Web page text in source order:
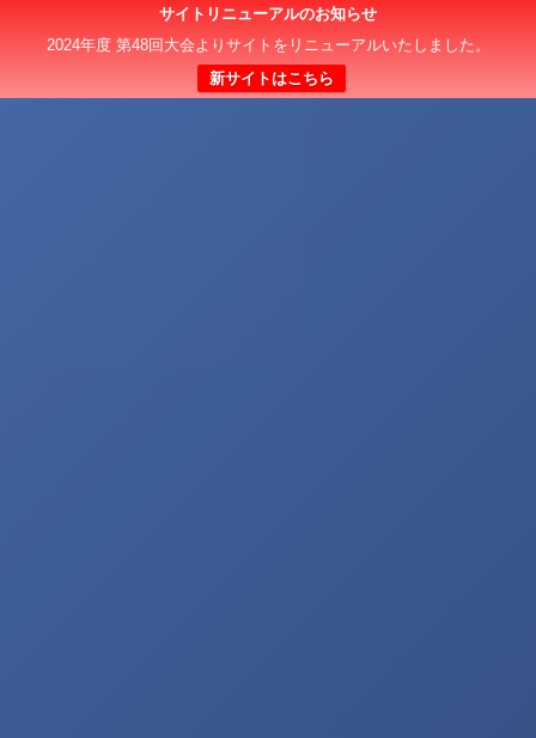
サイトリニューアルのお知らせ
2024年度 第48回大会よりサイトをリニューアルいたしました。
新サイトはこちら